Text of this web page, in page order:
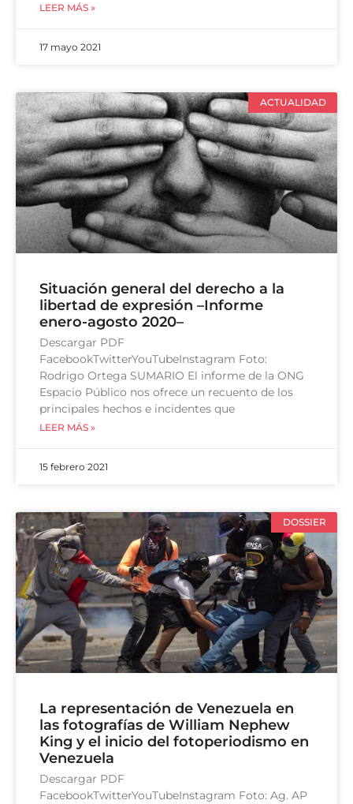
LEER MÁS »
17 mayo 2021
ACTUALIDAD
Situación general del derecho a la
libertad de expresión –Informe
enero-agosto 2020–
Descargar PDF
FacebookTwitterYouTubeInstagram Foto:
Rodrigo Ortega SUMARIO El informe de la ONG
Espacio Público nos ofrece un recuento de los
principales hechos e incidentes que
LEER MÁS »
15 febrero 2021
DOSSIER
La representación de Venezuela en
las fotografías de William Nephew
King y el inicio del fotoperiodismo en
Venezuela
Descargar PDF
FacebookTwitterYouTubeInstagram Foto: Ag. AP